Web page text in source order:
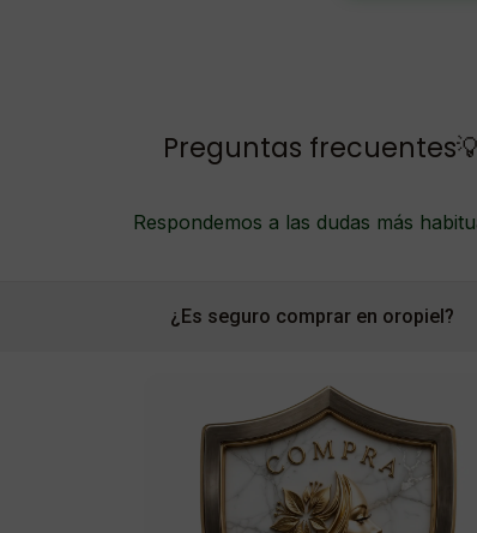
Preguntas
Respondemos a las dudas más
¿Es seguro comprar en oropiel?